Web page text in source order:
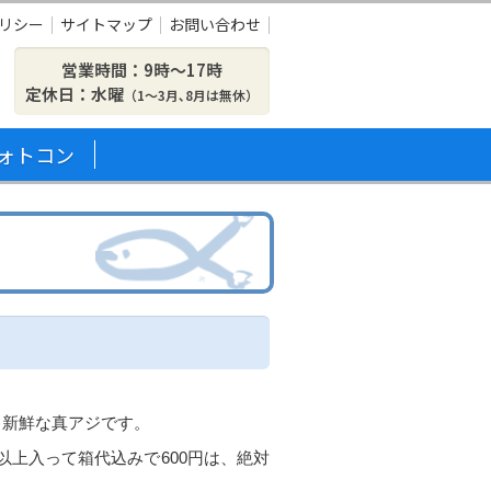
シー サイトマップ お問い合わせ
営業時間：9時〜17時
定休日：水曜 （1～3月､8月は無休）
トコン
鮮な真アジです。
上入って箱代込みで600円は、絶対